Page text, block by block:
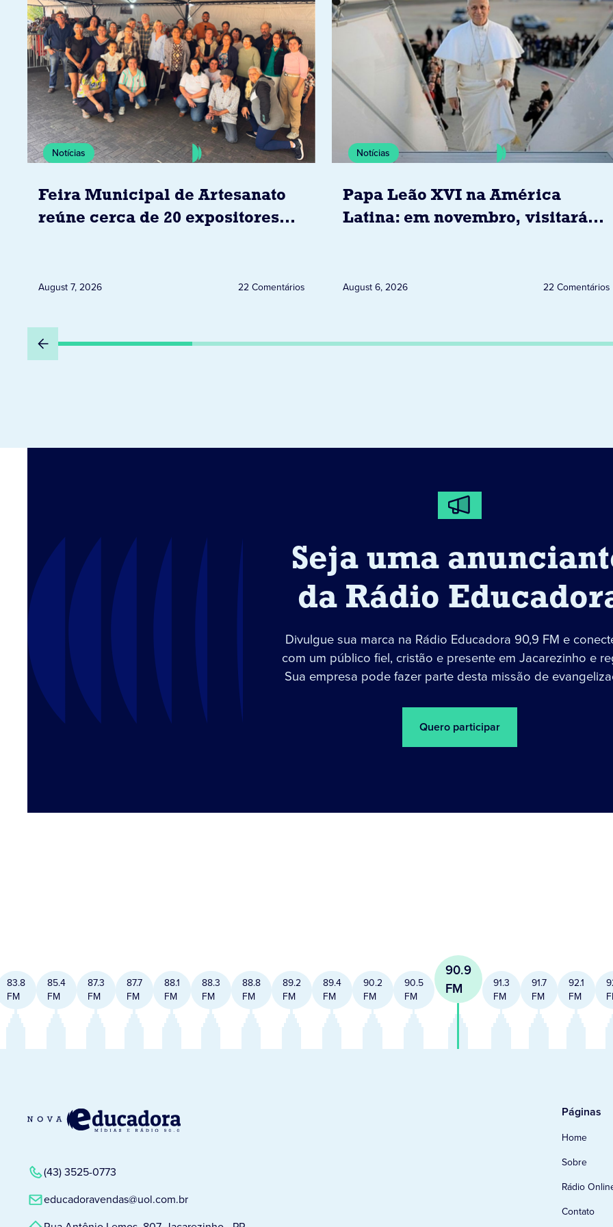
Notícias
Feira Municipal de Artesanato
reúne cerca de 20 expositores
August 7, 2026 22 Comentários
Notícias
Papa Leão XVI na América
Latina: em novembro, visitará
August 6, 2026 22 Comentários
Seja uma
da Rádio
Divulgue sua marca na Rádio Educadora 90,9 FM e
com um público fiel, cristão e presente em Jacarezinho e
Sua empresa pode fazer parte desta missão de
Quero participar
83.8
FM
85.4
FM
87.3
FM
87.7
FM
88.1
FM
88.3
FM
88.8
FM
89.2
FM
89.4
FM
90.2
FM
90.5
FM
90.9
FM
91.3
FM
91.7
FM
92.1
FM
(43) 3525-0773
educadoravendas@uol.com.br
Páginas
Home
Sobre
Rádio
Contato